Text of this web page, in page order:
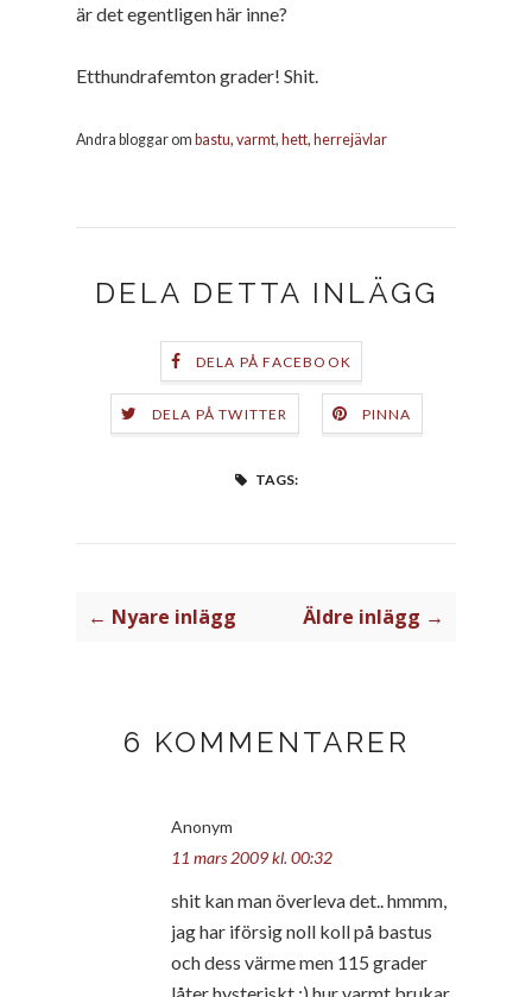
är det egentligen här inne?
Etthundrafemton grader! Shit.
Andra bloggar om bastu, varmt, hett, herrejävlar
DELA DETTA INLÄGG
DELA PÅ FACEBOOK
DELA PÅ TWITTER PINNA
TAGS:
← Nyare inlägg Äldre inlägg →
6 KOMMENTARER
Anonym
11 mars 2009 kl. 00:32
shit kan man överleva det.. hmmm,
jag har iförsig noll koll på bastus
och dess värme men 115 grader
låter hysteriskt ;) hur varmt brukar